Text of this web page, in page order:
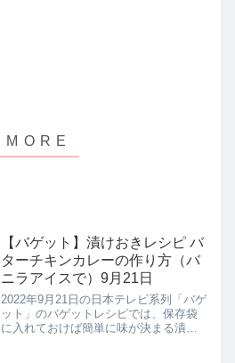
【バゲット】漬けおきレシピ バ
ターチキンカレーの作り方（バ
ニラアイスで）9月21日
2022年9月21日の日本テレビ系列「バゲ
ット」のバゲットレシピでは、保存袋
に入れておけば簡単に味が決まる漬け